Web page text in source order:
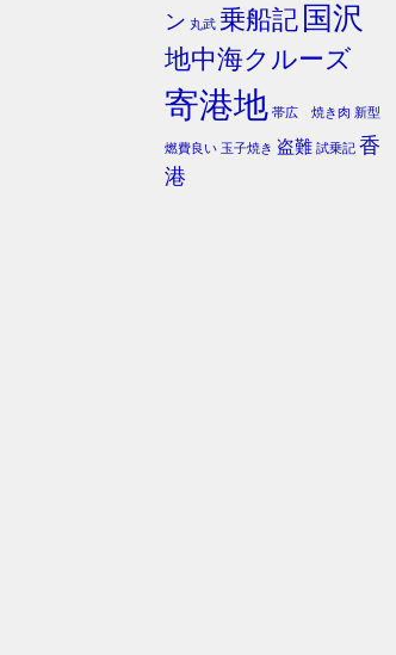
ン 丸武 乗船記 国沢
地中海クルーズ
寄港地 帯広 焼き肉 新型
燃費良い 玉子焼き 盗難 試乗記 香
港